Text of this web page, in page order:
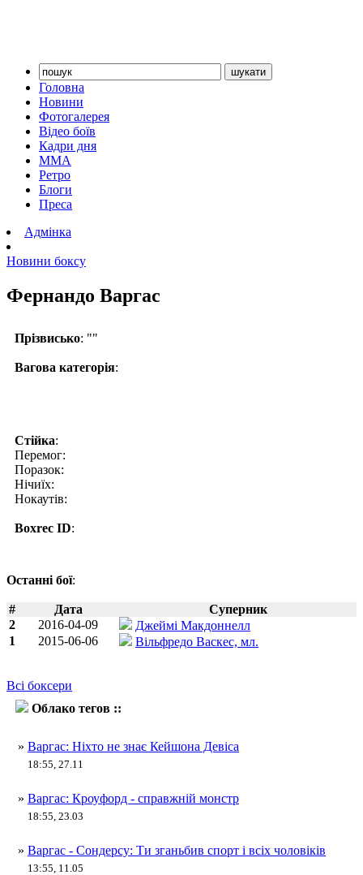
Головна
Новини
Фотогалерея
Відео боїв
Кадри дня
ММА
Ретро
Блоги
Преса
Адмінка
Новини боксу
Фернандо Варгас
Прізвисько: ""
Вагова категорія:
Стійка:
Перемог:
Поразок:
Нічиїх:
Нокаутів:
Boxrec ID:
Останні бої:
# Дата
Суперник
2
2016-04-09
Джеймі Макдоннелл
1
2015-06-06 Вільфредо Васкес, мл.
Всі боксери
Облако тегов ::
» Варгас: Ніхто не знає Кейшона Девіса
18:55, 27.11
» Варгас: Кроуфорд - справжній монстр
18:55, 23.03
» Варгас - Сондерсу: Ти зганьбив спорт і всіх чоловіків
13:55, 11.05